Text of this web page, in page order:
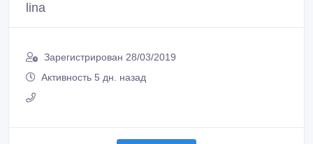
lina
Зарегистрирован 28/03/2019
Активность 5 дн. назад